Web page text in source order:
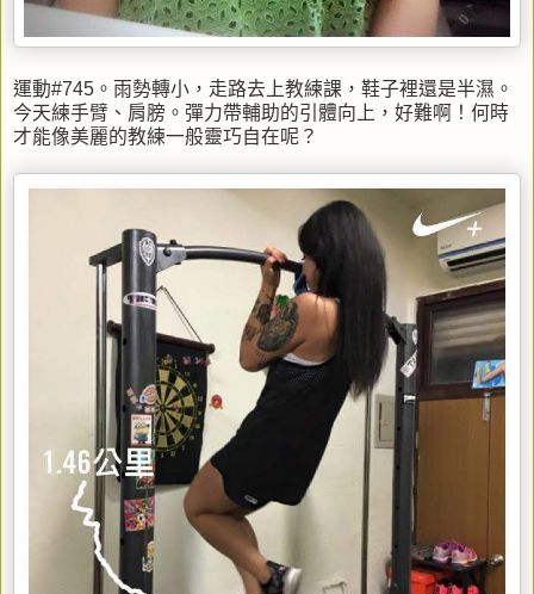
運動#745。雨勢轉小，走路去上教練課，鞋子裡還是半濕。
今天練手臂、肩膀。彈力帶輔助的引體向上，好難啊！何時
才能像美麗的教練一般靈巧自在呢？